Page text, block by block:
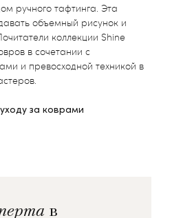
ручного тафтинга. Эта
объемный рисунок и
коллекции Shine
в сочетании с
и превосходной техникой в
за коврами
в